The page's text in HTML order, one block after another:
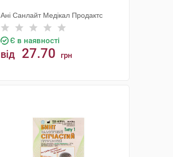
Ані Санлайт Медікал Продактс
Є в наявності
від 27.70 грн